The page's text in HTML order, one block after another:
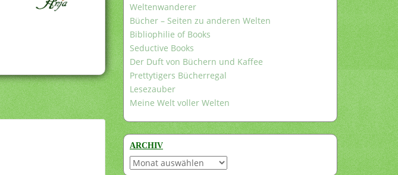
Weltenwanderer
Bücher – Seiten zu anderen Welten
Bibliophilie of Books
Seductive Books
Der Duft von Büchern und Kaffee
Prettytigers Bücherregal
Lesezauber
Meine Welt voller Welten
ARCHIV
Archiv